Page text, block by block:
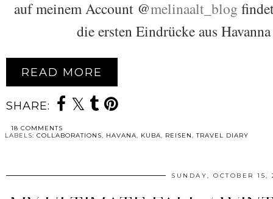
auf meinem Account @melinaalt_blog
die ersten Eindrücke aus
READ MORE
SHARE:
18 COMMENTS
LABELS: COLLABORATIONS, HAVANA, KUBA, REISEN,TRAVEL DIARY
SUNDAY, OCTOBER 15,